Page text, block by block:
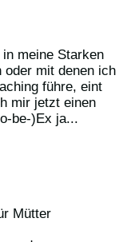
meine Starken
oder mit denen ich
führe, eint
mir jetzt einen
be-)Ex ja...
Mütter